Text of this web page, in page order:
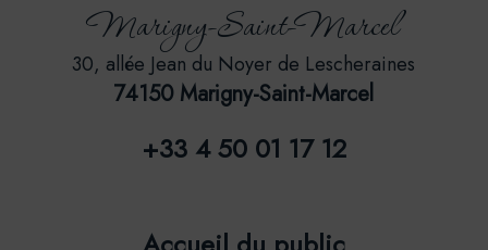
Marigny-Saint-Marcel
30, allée Jean du Noyer de Lescheraines
74150 Marigny-Saint-Marcel
+33 4 50 01 17 12